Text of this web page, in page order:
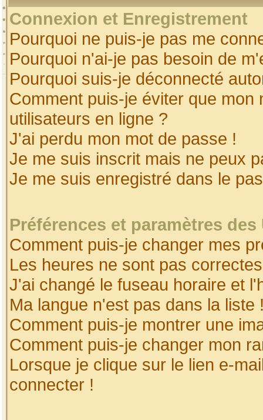
Connexion et Enregistrement
Pourquoi ne puis-je pas me
Pourquoi n'ai-je pas besoin de
Pourquoi suis-je déconnecté
Comment puis-je éviter que
utilisateurs en ligne ?
J'ai perdu mon mot de passe !
Je me suis inscrit mais ne peux
Je me suis enregistré dans le
Préférences et paramètres
Comment puis-je changer mes
Les heures ne sont pas
J'ai changé le fuseau horaire et
Ma langue n'est pas dans la liste
Comment puis-je montrer une
Comment puis-je changer mon
Lorsque je clique sur le lien e-
connecter !